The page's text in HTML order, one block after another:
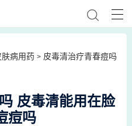
肤病用药 > 皮毒清治疗青春痘吗
皮毒清能用在脸
痘吗